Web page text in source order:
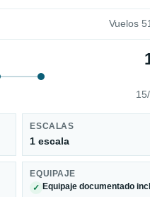
Vuelos
ESCALAS
1 escala
EQUIPAJE
✓ Equipaje documentado